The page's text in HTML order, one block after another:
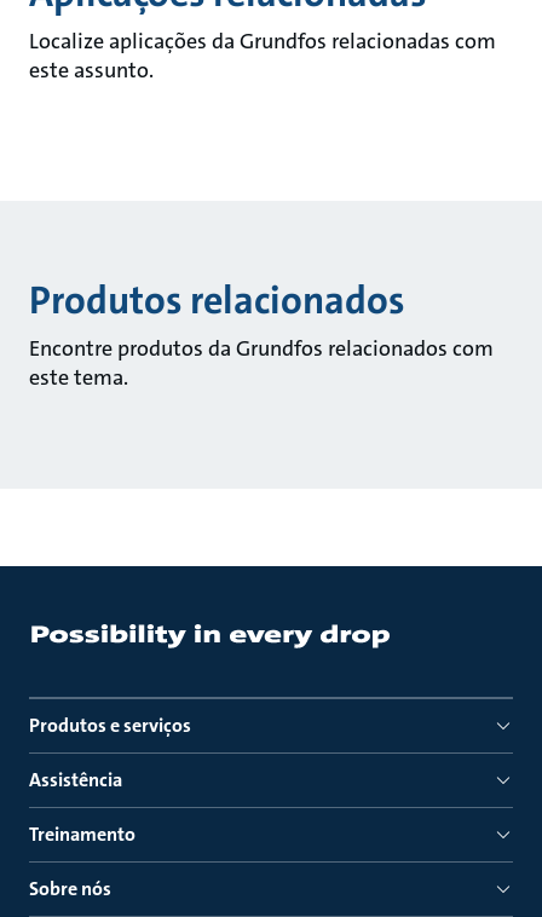
Localize aplicações da Grundfos relacionadas com
este assunto.
Produtos relacionados
Encontre produtos da Grundfos relacionados com
este tema.
Produtos e serviços
Assistência
Treinamento
Sobre nós